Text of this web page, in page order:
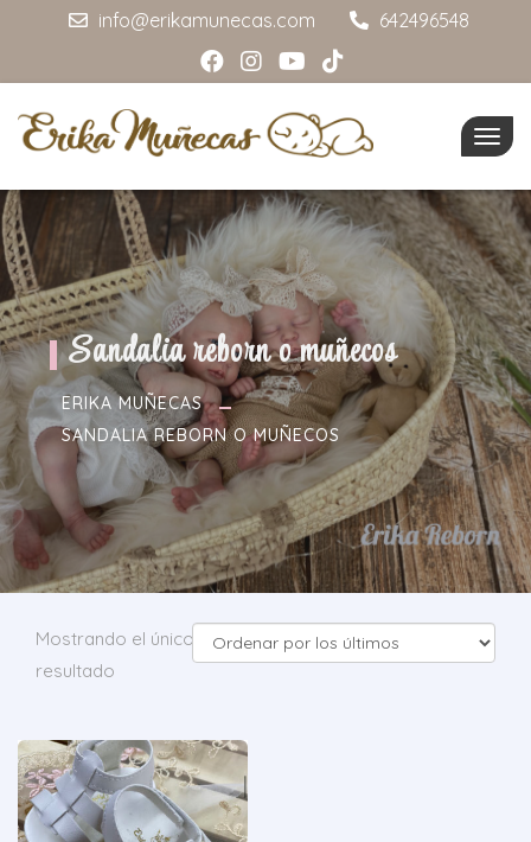
info@erikamunecas.com 642496548
Sandalia reborn o muñecos
ERIKA MUÑECAS
SANDALIA REBORN O MUÑECOS
Mostrando el único
resultado